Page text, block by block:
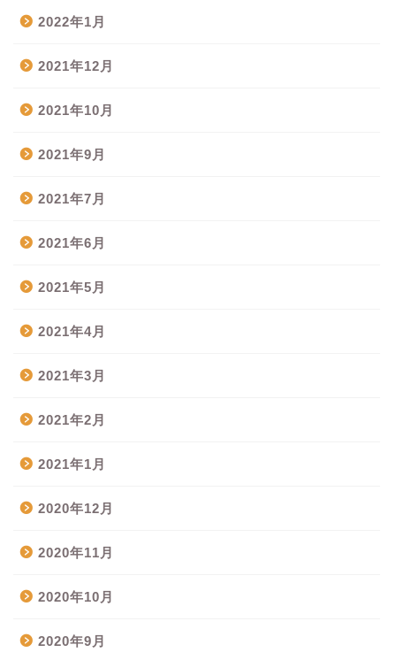
2022年1月
2021年12月
2021年10月
2021年9月
2021年7月
2021年6月
2021年5月
2021年4月
2021年3月
2021年2月
2021年1月
2020年12月
2020年11月
2020年10月
2020年9月